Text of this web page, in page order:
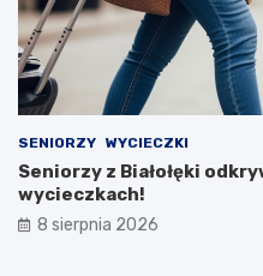
SENIORZY WYCIECZKI
Seniorzy z Białołęki
wycieczkach!
8 sierpnia 2026